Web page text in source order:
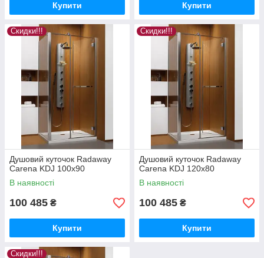
Купити Купити
Скидки!!!
Душовий куточок Radaway
Carena KDJ 100x90
В наявності
100 485 ₴
Купити
Скидки!!!
Душовий куточок Radaway
Carena KDJ 120x80
В наявності
100 485 ₴
Купити
Скидки!!!